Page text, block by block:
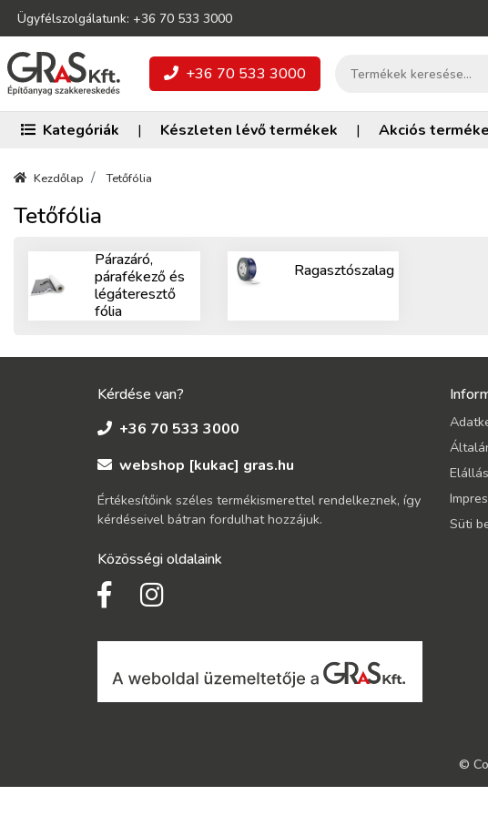
Ügyfélszolgálatunk: +36 70 533 3000
+36 70 533 3000
Kategóriák | Készleten lévő termékek | Akciós
Kezdőlap Tetőfólia
Tetőfólia
Párazáró,
párafékező és
légáteresztő
fólia
Ragasztószalag
Kérdése van?
+36 70 533 3000
webshop [kukac] gras.hu
Értékesítőink széles termékismerettel rendelkeznek, így
kérdéseivel bátran fordulhat hozzájuk.
Közösségi oldalaink
Süti
©